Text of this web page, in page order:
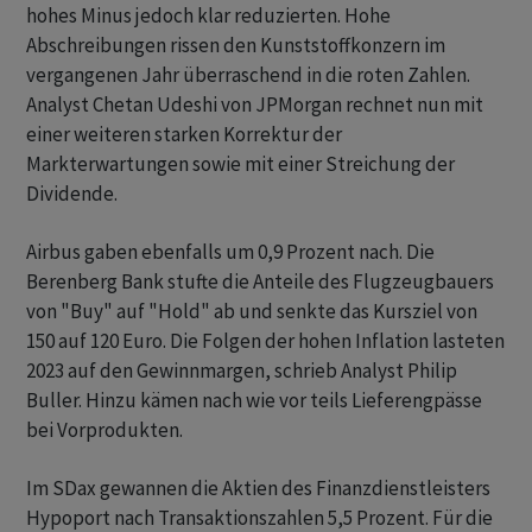
hohes Minus jedoch klar reduzierten. Hohe
Abschreibungen rissen den Kunststoffkonzern im
vergangenen Jahr überraschend in die roten Zahlen.
Analyst Chetan Udeshi von JPMorgan rechnet nun mit
einer weiteren starken Korrektur der
Markterwartungen sowie mit einer Streichung der
Dividende.
Airbus gaben ebenfalls um 0,9 Prozent nach. Die
Berenberg Bank stufte die Anteile des Flugzeugbauers
von "Buy" auf "Hold" ab und senkte das Kursziel von
150 auf 120 Euro. Die Folgen der hohen Inflation lasteten
2023 auf den Gewinnmargen, schrieb Analyst Philip
Buller. Hinzu kämen nach wie vor teils Lieferengpässe
bei Vorprodukten.
Im SDax gewannen die Aktien des Finanzdienstleisters
Hypoport nach Transaktionszahlen 5,5 Prozent. Für die